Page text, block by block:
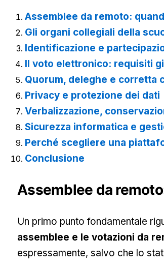
Assemblee da remoto:
Gli organi collegiali della
Identificazione e
Il voto elettronico: requisiti
Quorum, deleghe e corretta
Privacy e protezione dei dati
Verbalizzazione,
Sicurezza informatica e
Perché scegliere una
Conclusione
Assemblee da
Un primo punto fondamentale
assemblee e le votazioni da
espressamente, salvo che lo